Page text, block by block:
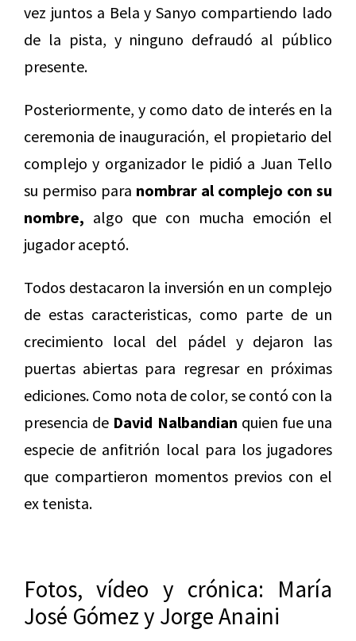
vez juntos a Bela y Sanyo compartiendo lado
de la pista, y ninguno defraudó al público
presente.
Posteriormente, y como dato de interés en la
ceremonia de inauguración, el propietario del
complejo y organizador le pidió a Juan Tello
su permiso para nombrar al complejo con su
nombre, algo que con mucha emoción el
jugador aceptó.
Todos destacaron la inversión en un complejo
de estas caracteristicas, como parte de un
crecimiento local del pádel y dejaron las
puertas abiertas para regresar en próximas
ediciones. Como nota de color, se contó con la
presencia de David Nalbandian quien fue una
especie de anfitrión local para los jugadores
que compartieron momentos previos con el
ex tenista.
Fotos, vídeo y crónica: María
José Gómez y Jorge Anaini